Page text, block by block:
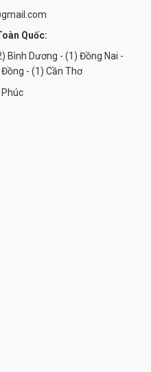
Quốc:
Bình Dương - (1) Đồng Nai -
- (1) Cần Thơ
Phúc